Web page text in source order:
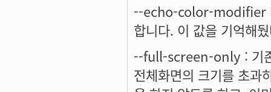
--echo-color-modifier
합니다. 이 값을 기억해
--full-screen-only : 기
전체화면의 크기를 초